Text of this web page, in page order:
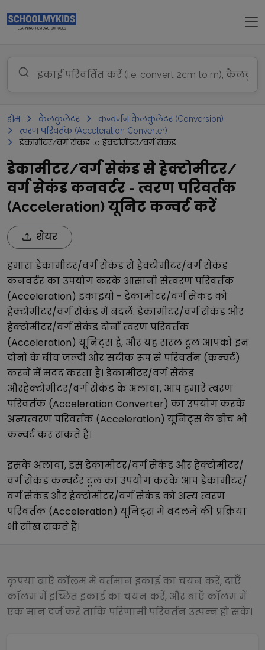
होम कैलकुलेटर
कन्वर्जन कैलकुलेटर (Conversion)
त्वरण परिवर्तक (Acceleration Converter)
डेकामीटर/वर्ग सेकंड to हेक्टोमीटर/वर्ग सेकंड
डेकामीटर/वर्ग सेकंड से हेक्टोमीटर/
वर्ग सेकंड कनवर्टर - त्वरण परिवर्तक
(Acceleration) यूनिट कन्वर्ट करें
शेयर
हमाराडेकामीटर/वर्ग सेकंडसेहेक्टोमीटर/वर्ग सेकंड
कनवर्टर का उपयोग करके आसानी सेत्वरण परिवर्तक
(Acceleration) इकाइयों - डेकामीटर/वर्ग सेकंडको
हेक्टोमीटर/वर्ग सेकंडमें बदलें. डेकामीटर/वर्ग सेकंड और
हेक्टोमीटर/वर्ग सेकंडदोनोंत्वरण परिवर्तक
(Acceleration) यूनिट्स हैं, और यह सरल टूल आपको इन
दोनों के बीच जल्दी और सटीक रूप से परिवर्तन (कन्वर्ट)
करने में मदद करता है। डेकामीटर/वर्ग सेकंड
औरहेक्टोमीटर/वर्ग सेकंडके अलावा, आप हमारेत्वरण
परिवर्तक (Acceleration Converter) का उपयोग करके
अन्यत्वरण परिवर्तक (Acceleration) यूनिट्स के बीच भी
कन्वर्ट कर सकते हैं।
इसके अलावा, इसडेकामीटर/वर्ग सेकंड औरहेक्टोमीटर/
वर्ग सेकंडकन्वर्टर टूल का उपयोग करके आपडेकामीटर/
वर्ग सेकंड औरहेक्टोमीटर/वर्ग सेकंडको अन्यत्वरण
परिवर्तक (Acceleration) यूनिट्स में बदलने की प्रक्रिया
भी सीख सकते हैं।
कृपया बाएँ कॉलम में वर्तमान इकाई का चयन करें, दाएँ
कॉलम में इच्छित इकाई का चयन करें, और बाएँ कॉलम में
एक मान दर्ज करें ताकि परिणामी परिवर्तन उत्पन्न हो सके।